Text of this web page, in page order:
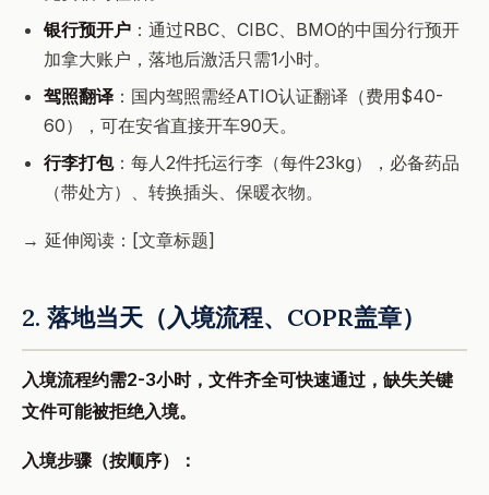
银行预开户 ：通过RBC、CIBC、BMO的中国分行预开
加拿大账户，落地后激活只需1小时。
驾照翻译 ：国内驾照需经ATIO认证翻译（费用$40-
60），可在安省直接开车90天。
行李打包：每人2件托运行李（每件23kg），必备药品
（带处方）、转换插头、保暖衣物。
→ 延伸阅读：[文章标题]
2. 落地当天（入境流程、COPR盖章）
入境流程约需2-3小时，文件齐全可快速通过，缺失关键
文件可能被拒绝入境。
入境步骤（按顺序）：